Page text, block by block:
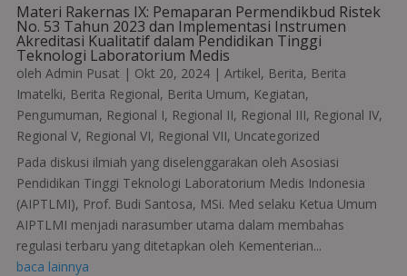
Materi Rakernas IX: Pemaparan Permendikbud Ristek
No. 53 Tahun 2023 dan Implementasi Instrumen
Akreditasi Kualitatif dalam Pendidikan Tinggi
Teknologi Laboratorium Medis
oleh Admin Pusat | Okt 20, 2024| Artikel, Berita, Berita
Imatelki, Berita Regional, Berita Umum, Kegiatan,
Pengumuman, Regional I, Regional II, Regional III, Regional IV,
Regional V, Regional VI, Regional VII, Uncategorized
Pada diskusi ilmiah yang diselenggarakan oleh Asosiasi
Pendidikan Tinggi Teknologi Laboratorium Medis Indonesia
(AIPTLMI), Prof. Budi Santosa, MSi. Med selaku Ketua Umum
AIPTLMI menjadi narasumber utama dalam membahas
regulasi terbaru yang ditetapkan oleh Kementerian...
baca lainnya